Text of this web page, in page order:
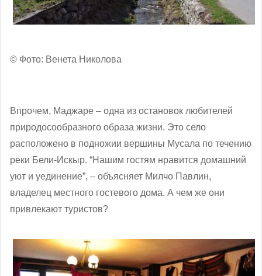
© Фото: Венета Николова
Впрочем, Маджаре – одна из остановок любителей
природосообразного образа жизни. Это село
расположено в подножии вершины Мусала по течению
реки Бели-Искыр. “Нашим гостям нравится домашний
уют и уединение”, – объясняет Милчо Павлин,
владелец местного гостевого дома. А чем же они
привлекают туристов?